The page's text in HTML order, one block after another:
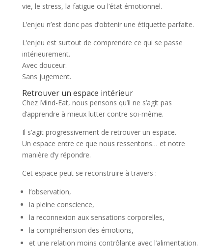
vie, le stress, la fatigue ou l’état émotionnel.
L’enjeu n’est donc pas d’obtenir une étiquette parfaite.
L’enjeu est surtout de comprendre ce qui se passe
intérieurement.
Avec douceur.
Sans jugement.
Retrouver un espace intérieur
Chez Mind-Eat, nous pensons qu’il ne s’agit pas
d’apprendre à mieux lutter contre soi-même.
Il s’agit progressivement de retrouver un espace.
Un espace entre ce que nous ressentons… et notre
manière d’y répondre.
Cet espace peut se reconstruire à travers :
l’observation,
la pleine conscience,
la reconnexion aux sensations corporelles,
la compréhension des émotions,
et une relation moins contrôlante avec l’alimentation.